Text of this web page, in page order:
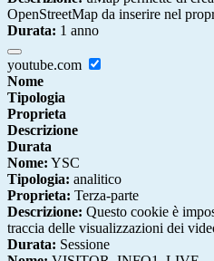
OpenStreetMap da inserire nel
Durata: 1 anno
youtube.com
Nome
Tipologia
Proprieta
Descrizione
Durata
Nome: YSC
Tipologia: analitico
Proprieta: Terza-parte
Descrizione: Questo cookie è
traccia delle visualizzazioni dei
Durata: Sessione